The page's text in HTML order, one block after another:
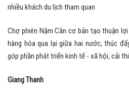
nhiều khách du lịch tham quan
Chợ phiên Nậm Cắn cơ bản tạo thuận
hàng hóa qua lại giữa hai nước, thúc
góp phần phát triển kinh tế - xã hội, cải
Giang Thanh